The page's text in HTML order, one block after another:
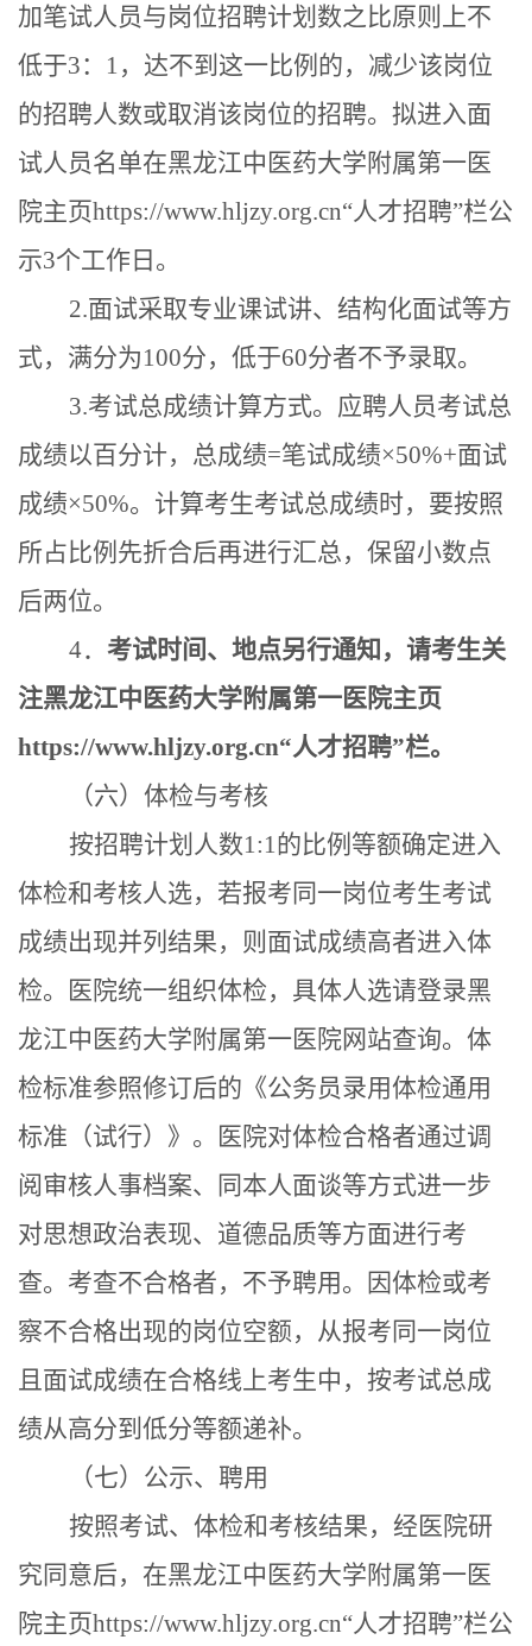
加笔试人员与岗位招聘计划数之比原则上不
低于3：1，达不到这一比例的，减少该岗位
的招聘人数或取消该岗位的招聘。 拟进入面
试人员名单在黑龙江中医药大学附属第一医
院主页https://www.hljzy.org.cn“人才招聘”栏公
示3个工作日。
2.面试采取专业课试讲、结构化面试等方
式，满分为100分，低于60分者不予录取。
3.考试总成绩计算方式。应聘人员考试总
成绩以百分计，总成绩=笔试成绩×50%+面试
成绩×50%。计算考生考试总成绩时，要按照
所占比例先折合后再进行汇总，保留小数点
后两位。
4． 考试时间、地点另行通知，请考生关
注黑龙江中医药大学附属第一医院主页
https://www.hljzy.org.cn“人才招聘”栏。
（六）体检与考核
按招聘计划人数1:1的比例等额确定进入
体检和考核人选，若报考同一岗位考生考试
成绩出现并列结果，则面试成绩高者进入体
检。
医院统一组织体检， 具体人选请登录黑
龙江中医药大学附属第一医院网站查询。体
检标准参照修订后的《公务员录用体检通用
标准（试行）》。
医院对体检合格者通过调
阅审核人事档案、同本人面谈等方式进一步
对思想政治表现、道德品质等方面进行考
查。考查不合格者，不予聘用。
因体检或考
察不合格出现的岗位空额，从报考同一岗位
且面试成绩在合格线上考生中，按考试总成
绩从高分到低分等额递补。
（七）公示、聘用
按照考试、体检和考核结果，经医院研
究同意后，在黑龙江中医药大学附属第一医
院主页https://www.hljzy.org.cn“人才招聘”栏公